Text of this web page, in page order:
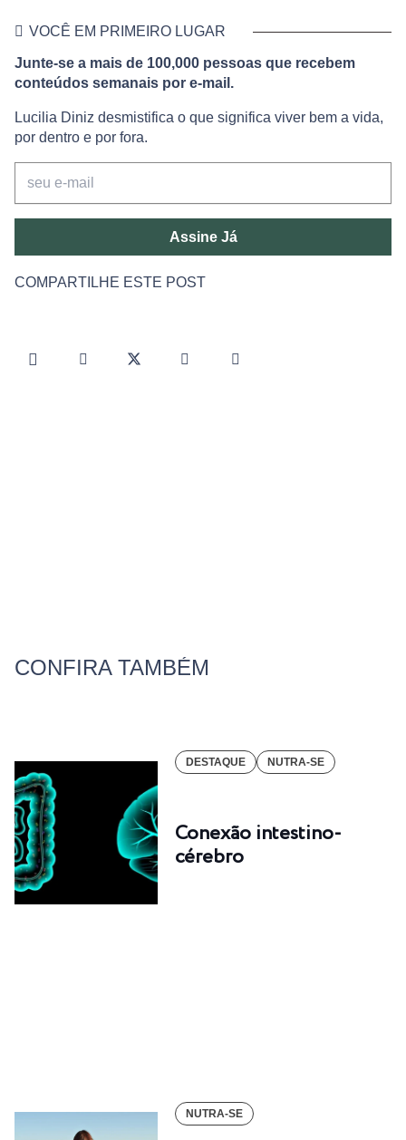
VOCÊ EM PRIMEIRO LUGAR
Junte-se a mais de 100,000 pessoas que recebem
conteúdos semanais por e-mail.
Lucilia Diniz desmistifica o que significa viver bem a vida,
por dentro e por fora.
Assine Já
COMPARTILHE ESTE POST
CONFIRA TAMBÉM
DESTAQUE NUTRA-SE
Conexão intestino-
cérebro
NUTRA-SE